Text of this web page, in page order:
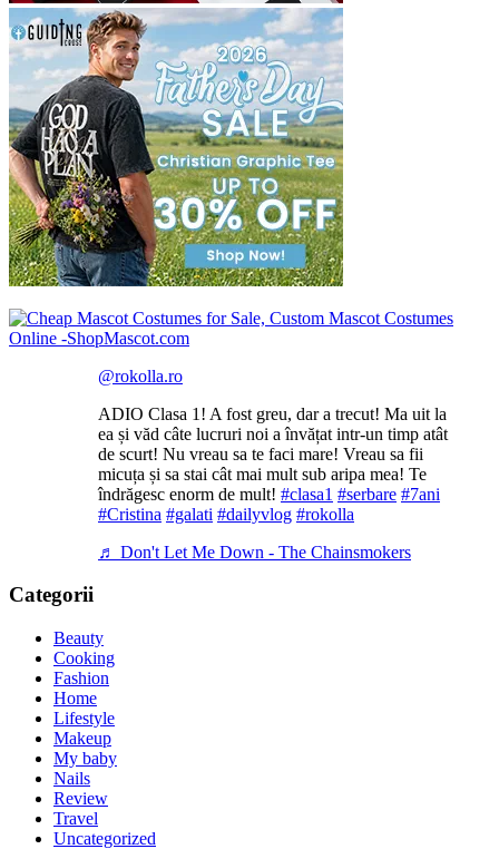
@rokolla.ro
ADIO Clasa 1! A fost greu, dar a trecut! Ma uit la
ea și văd câte lucruri noi a învățat intr-un timp atât
de scurt! Nu vreau sa te faci mare! Vreau sa fii
micuța și sa stai cât mai mult sub aripa mea! Te
îndrăgesc enorm de mult! #clasa1 #serbare #7ani
#Cristina #galati #dailyvlog #rokolla
♬ Don't Let Me Down - The Chainsmokers
Categorii
Beauty
Cooking
Fashion
Home
Lifestyle
Makeup
My baby
Nails
Review
Travel
Uncategorized